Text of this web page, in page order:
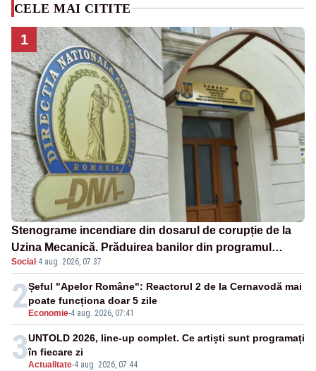
CELE MAI CITITE
1
Stenograme incendiare din dosarul de corupție de la
Uzina Mecanică. Prăduirea banilor din programul
SAFE, interceptată de DNA
Social ·4 aug. 2026, 07:37
2 Economie-4 aug. 2026, 07:41
Șeful "Apelor Române": Reactorul 2 de la Cernavodă mai
poate funcționa doar 5 zile
3Actualitate-4 aug. 2026, 07:44
UNTOLD 2026, line-up complet. Ce artiști sunt programați
în fiecare zi